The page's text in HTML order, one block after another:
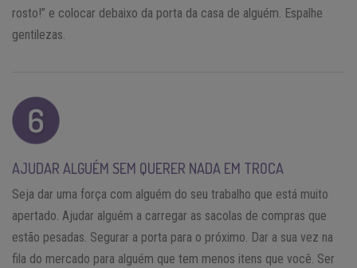
rosto!” e colocar debaixo da porta da casa de alguém. Espalhe
gentilezas.
AJUDAR ALGUÉM SEM QUERER NADA EM TROCA
Seja dar uma força com alguém do seu trabalho que está muito
apertado. Ajudar alguém a carregar as sacolas de compras que
estão pesadas. Segurar a porta para o próximo. Dar a sua vez na
fila do mercado para alguém que tem menos itens que você. Ser